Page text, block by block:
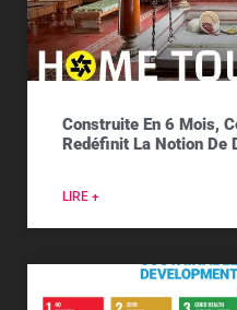
Construite En 6 Mois,
Redéfinit La Notion De
LIRE +